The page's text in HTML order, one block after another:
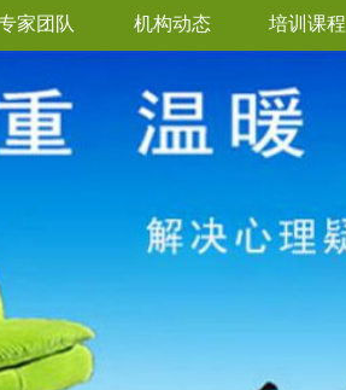
家团队 机构动态 培训课程